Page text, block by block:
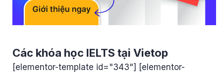
Các khóa học IELTS tại Vietop
[elementor-template id="343"] [elementor-